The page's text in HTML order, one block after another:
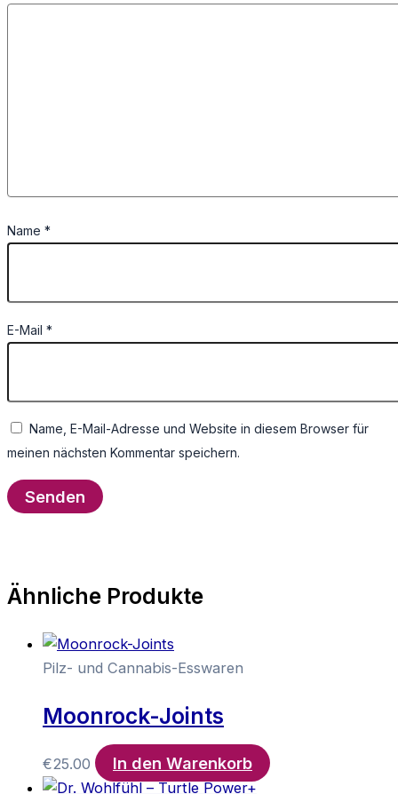
Name *
E-Mail *
Name, E-Mail-Adresse und Website in diesem Browser für
meinen nächsten Kommentar speichern.
Ähnliche Produkte
Pilz- und Cannabis-Esswaren
Moonrock-Joints
€25.00 In den Warenkorb